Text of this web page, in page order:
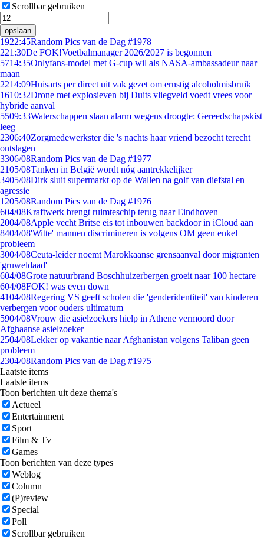
Scrollbar gebruiken
opslaan
1922:45Random Pics van de Dag #1978
221:30De FOK!Voetbalmanager 2026/2027 is begonnen
5714:35Onlyfans-model met G-cup wil als NASA-ambassadeur naar
maan
2214:09Huisarts per direct uit vak gezet om ernstig alcoholmisbruik
1610:32Drone met explosieven bij Duits vliegveld voedt vrees voor
hybride aanval
5509:33Waterschappen slaan alarm wegens droogte: Gereedschapskist
leeg
2306:40Zorgmedewerkster die 's nachts haar vriend bezocht terecht
ontslagen
3306/08Random Pics van de Dag #1977
2105/08Tanken in België wordt nóg aantrekkelijker
3405/08Dirk sluit supermarkt op de Wallen na golf van diefstal en
agressie
1205/08Random Pics van de Dag #1976
604/08Kraftwerk brengt ruimteschip terug naar Eindhoven
2004/08Apple vecht Britse eis tot inbouwen backdoor in iCloud aan
8404/08'Witte' mannen discrimineren is volgens OM geen enkel
probleem
3004/08Ceuta-leider noemt Marokkaanse grensaanval door migranten
'gruweldaad'
604/08Grote natuurbrand Boschhuizerbergen groeit naar 100 hectare
604/08FOK! was even down
4104/08Regering VS geeft scholen die 'genderidentiteit' van kinderen
verbergen voor ouders ultimatum
5904/08Vrouw die asielzoekers hielp in Athene vermoord door
Afghaanse asielzoeker
2504/08Lekker op vakantie naar Afghanistan volgens Taliban geen
probleem
2304/08Random Pics van de Dag #1975
Laatste items
Laatste items
Toon berichten uit deze thema's
Actueel
Entertainment
Sport
Film & Tv
Games
Toon berichten van deze types
Weblog
Column
(P)review
Special
Poll
Scrollbar gebruiken